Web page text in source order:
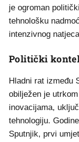
je ogroman
tehnološku
intenzivnog
Politički
Hladni rat između
obilježen je
inovacijama,
tehnologiju.
Sputnjik, prvi